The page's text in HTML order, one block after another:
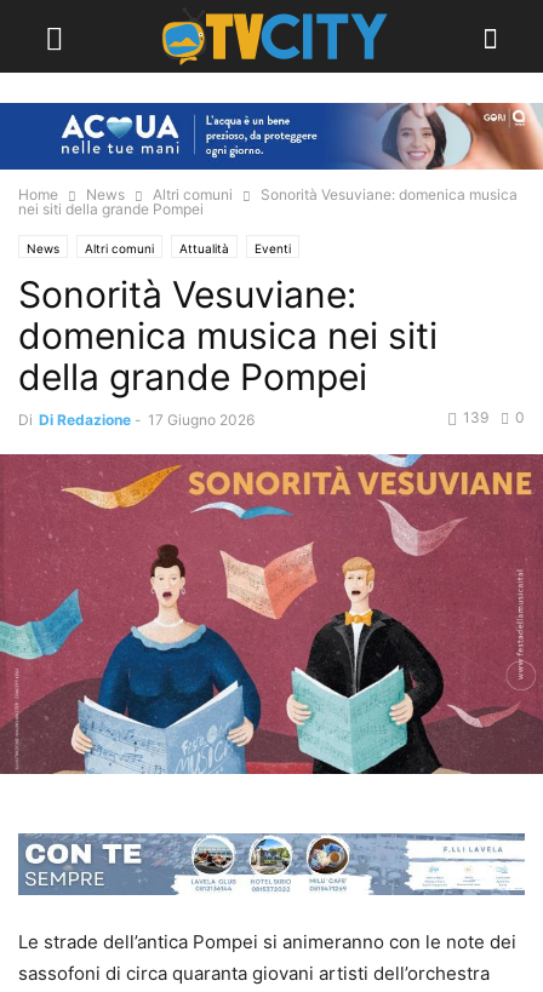
Home News Altri comuni
Sonorità Vesuviane: domenica musica
nei siti della grande Pompei
News Altri comuni Attualità Eventi
Sonorità Vesuviane:
domenica musica nei siti
della grande Pompei
Di Di Redazione - 17 Giugno 2026 0
139
Le strade dell’antica Pompei si animeranno con le note dei
sassofoni di circa quaranta giovani artisti dell’orchestra